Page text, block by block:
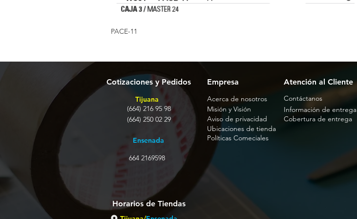
PACE-11
Cotizaciones y Pedidos
Tijuana
(664) 216 95 98
(664) 250 02 29
Ensenada
Empresa
Acerca de nosotros
Misión y Visión
Aviso de privacidad
Ubicaciones de tienda
Atención al Cliente
Contáctanos
Información de entrega
Cobertura de entrega
Políticas Comeciales
664 2169598
Horarios de Tiendas